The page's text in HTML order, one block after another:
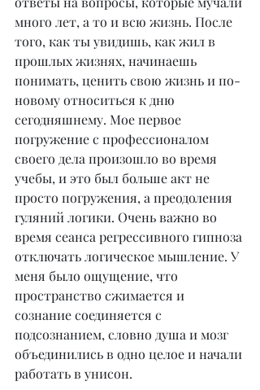
много лет, а то и всю жизнь. После
того, как ты увидишь, как жил в
прошлых жизнях, начинаешь
понимать, ценить свою жизнь и по-
новому относиться к дню
сегодняшнему. Мое первое
погружение с профессионалом
своего дела произошло во время
учебы, и это был больше акт не
просто погружения, а преодоления
гуляний логики. Очень важно во
время сеанса регрессивного гипноза
отключать логическое мышление. У
меня было ощущение, что
пространство сжимается и
сознание соединяется с
подсознанием, словно душа и мозг
объединились в одно целое и начали
работать в унисон.